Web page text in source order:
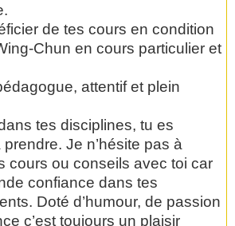
de tes cours en condition
Chun en cours particulier et
attentif et plein
tes disciplines, tu es
prendre. Je n’hésite pas à
cours ou conseils avec toi car
confiance dans tes
Doté d’humour, de passion
c’est toujours un plaisir